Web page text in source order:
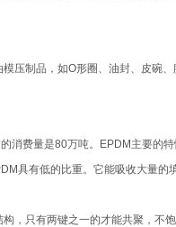
压制品，如O形圈、油封、皮碗
消费量是80万吨。EPDM主要的
具有低的比重。它能吸收大量的
，只有两键之一的才能共聚，不